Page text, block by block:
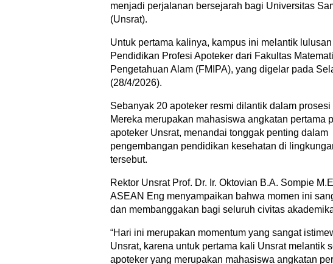
menjadi perjalanan bersejarah bagi Universitas
(Unsrat).
Untuk pertama kalinya, kampus ini melantik
Pendidikan Profesi Apoteker dari Fakultas
Pengetahuan Alam (FMIPA), yang digelar pada
(28/4/2026).
Sebanyak 20 apoteker resmi dilantik dalam prosesi
Mereka merupakan mahasiswa angkatan pertama
apoteker Unsrat, menandai tonggak penting dalam
pengembangan pendidikan kesehatan di
tersebut.
Rektor Unsrat Prof. Dr. Ir. Oktovian B.A. Sompie
ASEAN Eng menyampaikan bahwa momen ini
dan membanggakan bagi seluruh civitas
“Hari ini merupakan momentum yang sangat
Unsrat, karena untuk pertama kali Unsrat melantik
apoteker yang merupakan mahasiswa angkatan